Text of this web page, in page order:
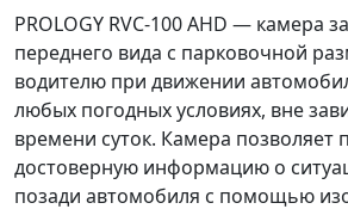
PROLOGY RVC-100 AHD — камера
переднего вида с парковочной
водителю при движении
любых погодных условиях, вне
времени суток. Камера позволяет
достоверную информацию о
позади автомобиля с помощью